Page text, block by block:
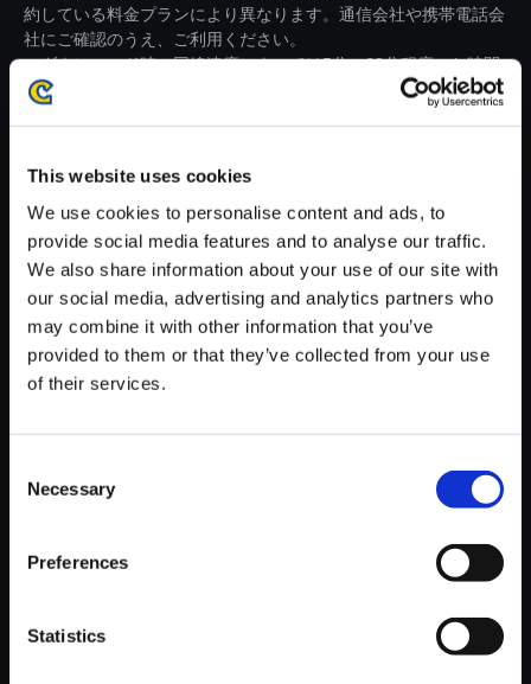
This website uses cookies
We use cookies to personalise content and ads, to
provide social media features and to analyse our traffic.
We also share information about your use of our site with
our social media, advertising and analytics partners who
may combine it with other information that you’ve
provided to them or that they’ve collected from your use
of their services.
Selection
Necessary
Preferences
Statistics
約している料金プランにより異なります。通信会社や携帯電話会
社にご確認のうえ、ご利用ください。
・ダウンロード時、回線速度によっては5分～60分程度のお時間
がかかる場合がございます。
※ご購入いただいたファイルのダウンロードの際には、通信環境
【単曲】モンスターハンター 狩
猟音楽集III ～モンスターハンタ
150円